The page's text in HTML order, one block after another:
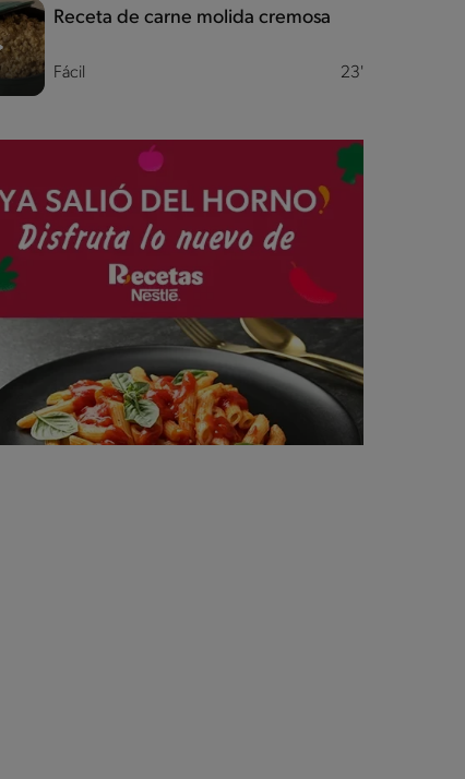
Fácil 23'
Receta de carne molida cremosa